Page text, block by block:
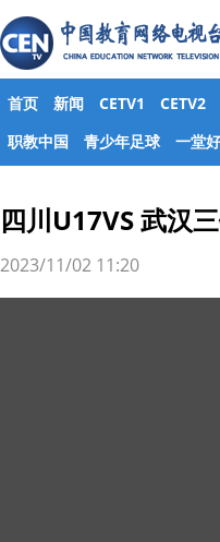
首页 新闻 CETV1 CETV2
职教中国
青少年足球 一堂
四川U17VS 武汉
2023/11/02 11:20